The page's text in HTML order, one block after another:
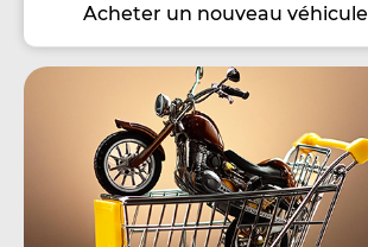
Acheter un nouveau véhicule